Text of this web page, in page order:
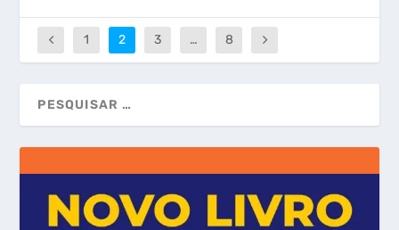
1 2 3 … 8